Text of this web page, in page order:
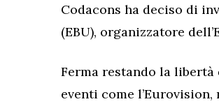
Codacons ha deciso di
(EBU), organizzatore
Ferma restando la
eventi come